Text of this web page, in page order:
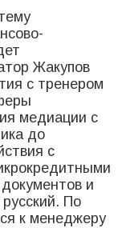
Жакупов
с тренером
медиации с
до
с
и
По
к менеджеру